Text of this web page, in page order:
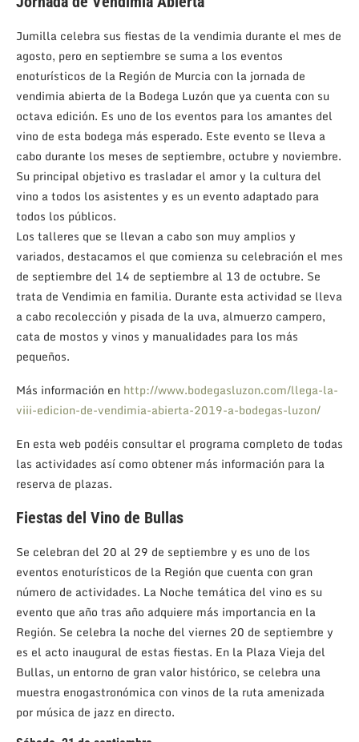
Jumilla celebra sus fiestas de la vendimia durante el mes de
agosto, pero en septiembre se suma a los eventos
enoturísticos de la Región de Murcia con la jornada de
vendimia abierta de la Bodega Luzón que ya cuenta con su
octava edición. Es uno de los eventos para los amantes del
vino de esta bodega más esperado. Este evento se lleva a
cabo durante los meses de septiembre, octubre y noviembre.
Su principal objetivo es trasladar el amor y la cultura del
vino a todos los asistentes y es un evento adaptado para
todos los públicos.
Los talleres que se llevan a cabo son muy amplios y
variados, destacamos el que comienza su celebración el mes
de septiembre del 14 de septiembre al 13 de octubre. Se
trata de Vendimia en familia. Durante esta actividad se lleva
a cabo recolección y pisada de la uva, almuerzo campero,
cata de mostos y vinos y manualidades para los más
pequeños.
Más información en http://www.bodegasluzon.com/llega-la-
viii-edicion-de-vendimia-abierta-2019-a-bodegas-luzon/
En esta web podéis consultar el programa completo de todas
las actividades así como obtener más información para la
reserva de plazas.
Fiestas del Vino de Bullas
Se celebran del 20 al 29 de septiembre y es uno de los
eventos enoturísticos de la Región que cuenta con gran
número de actividades. La Noche temática del vino es su
evento que año tras año adquiere más importancia en la
Región. Se celebra la noche del viernes 20 de septiembre y
es el acto inaugural de estas fiestas. En la Plaza Vieja del
Bullas, un entorno de gran valor histórico, se celebra una
muestra enogastronómica con vinos de la ruta amenizada
por música de jazz en directo.